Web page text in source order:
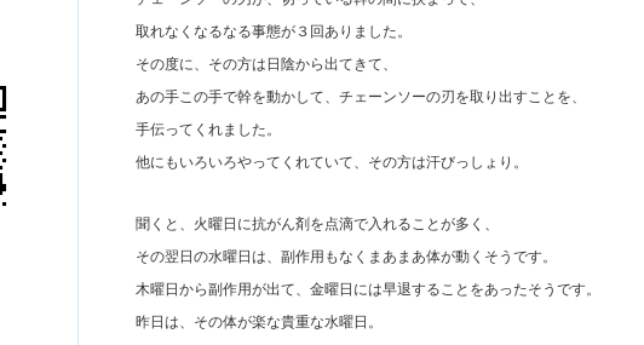
取れなくなるなる事態が３回ありました。
その度に、その方は日陰から出てきて、
あの手この手で幹を動かして、チェーンソーの刃を取り出すことを、
手伝ってくれました。
他にもいろいろやってくれていて、その方は汗びっしょり。
聞くと、火曜日に抗がん剤を点滴で入れることが多く、
その翌日の水曜日は、副作用もなくまあまあ体が動くそうです。
木曜日から副作用が出て、金曜日には早退することをあったそうです。
昨日は、その体が楽な貴重な水曜日。